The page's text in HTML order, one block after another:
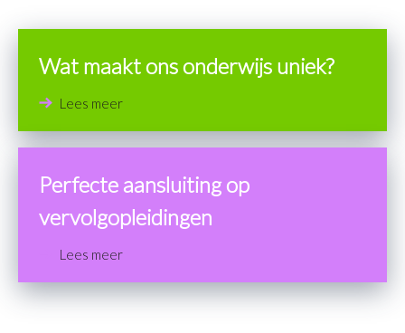
Wat maakt ons onderwijs uniek?
Lees meer
Perfecte aansluiting op
vervolgopleidingen
Lees meer